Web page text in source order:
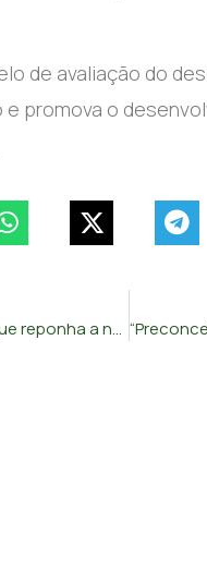
de avaliação do
promova o
Médicos e Governo à procura de um acordo que reponha a normalidade no SNS